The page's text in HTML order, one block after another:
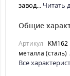
завод... Читать
Общие
Артикул KM162
металла (сталь)
Все